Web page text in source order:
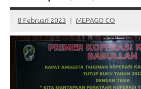
8 Februari 2023 MEPAGO CO
No
comments